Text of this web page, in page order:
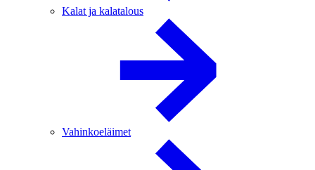
Kalat ja kalatalous
Vahinkoeläimet